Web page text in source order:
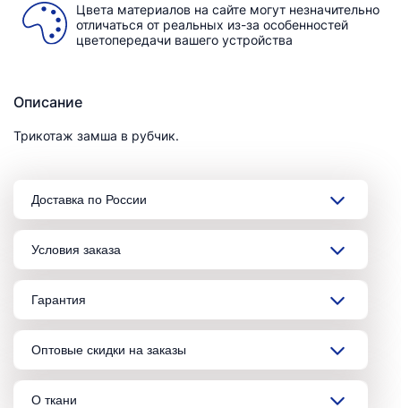
Цвета материалов на сайте могут незначительно
отличаться от реальных из-за особенностей
цветопередачи вашего устройства
Описание
Трикотаж замша в рубчик.
Доставка по России
Условия заказа
Гарантия
Оптовые скидки на заказы
О ткани